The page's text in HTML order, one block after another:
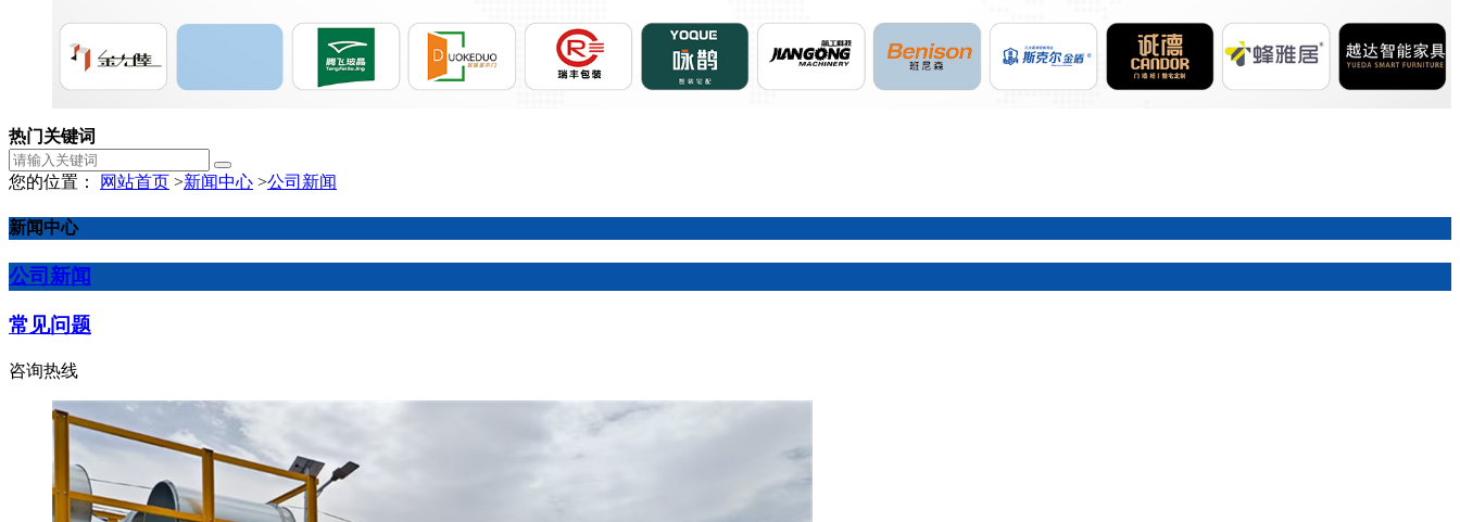
热门关键词
您的位置： 网站首页 >新闻中心 >公司新闻
新闻中心
公司新闻
常见问题
咨询热线